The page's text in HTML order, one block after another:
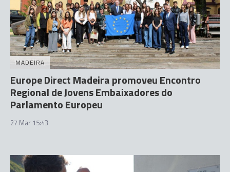
MADEIRA
Europe Direct Madeira promoveu Encontro
Regional de Jovens Embaixadores do
Parlamento Europeu
27 Mar 15:43